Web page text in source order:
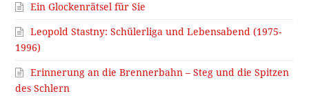
Ein Glockenrätsel für Sie
Leopold Stastny: Schülerliga und Lebensabend (1975-
1996)
Erinnerung an die Brennerbahn – Steg und die Spitzen
des Schlern